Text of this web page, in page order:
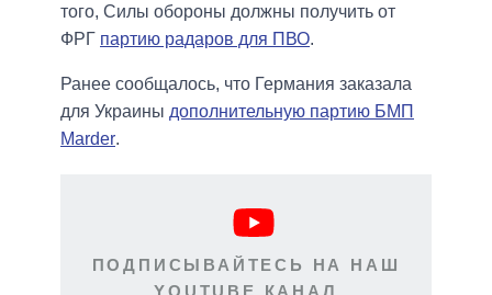
того, Силы обороны должны получить от
ФРГ партию радаров для ПВО.
Ранее сообщалось, что Германия заказала
для Украины дополнительную партию БМП
Marder.
ПОДПИСЫВАЙТЕСЬ НА НАШ
YOUTUBE КАНАЛ